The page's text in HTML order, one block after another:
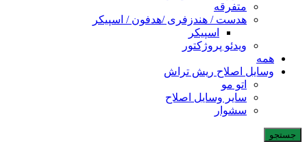
متفرقه
هدست / هندزفری /هدفون / اسپیکر
اسپیکر
ویدئو پروژکتور
همه
وسایل اصلاح ریش تراش
اتو مو
سایر وسایل اصلاح
سشوار
جستجو